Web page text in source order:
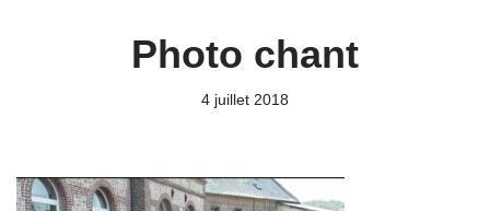
Photo chant
4 juillet 2018